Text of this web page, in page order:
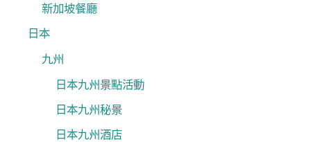
新加坡餐廳
日本
九州
日本九州景點活動
日本九州秘景
日本九州酒店